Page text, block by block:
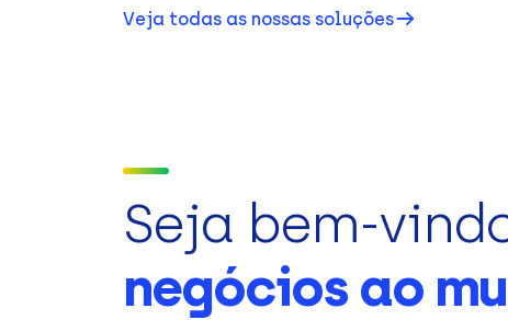
Veja todas as nossas soluções
Seja bem-
negócios ao